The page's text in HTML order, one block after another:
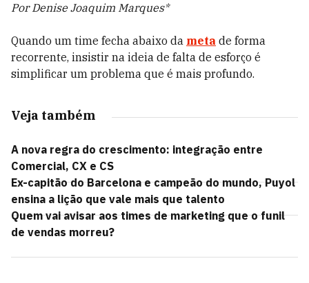
Por Denise Joaquim Marques*
Quando um time fecha abaixo da meta de forma
recorrente, insistir na ideia de falta de esforço é
simplificar um problema que é mais profundo.
Veja também
A nova regra do crescimento: integração entre
Comercial, CX e CS
Ex-capitão do Barcelona e campeão do mundo, Puyol
ensina a lição que vale mais que talento
Quem vai avisar aos times de marketing que o funil
de vendas morreu?